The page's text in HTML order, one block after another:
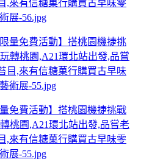
,來有信糖菓行購買古早味零
展-56.jpg
免費活動】搭桃園機捷挑戰
桃園,A21環北站出發,品嘗老
,來有信糖菓行購買古早味零
展-55.jpg